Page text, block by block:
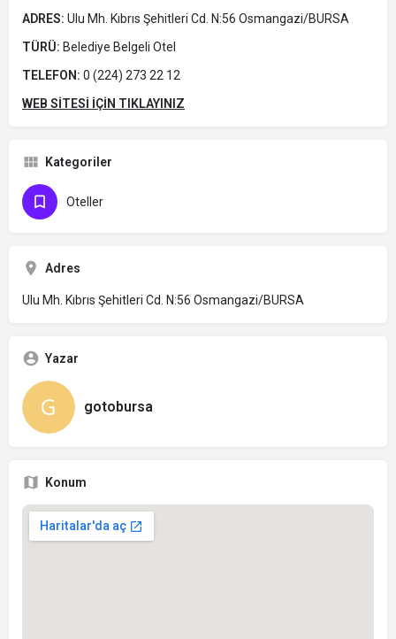
ADRES: Ulu Mh. Kıbrıs Şehitleri Cd. N:56 Osmangazi/BURSA
TÜRÜ: Belediye Belgeli Otel
TELEFON: 0 (224) 273 22 12
WEB SİTESİ İÇİN TIKLAYINIZ
Kategoriler
Oteller
Adres
Ulu Mh. Kıbrıs Şehitleri Cd. N:56 Osmangazi/BURSA
Yazar
gotobursa
Konum